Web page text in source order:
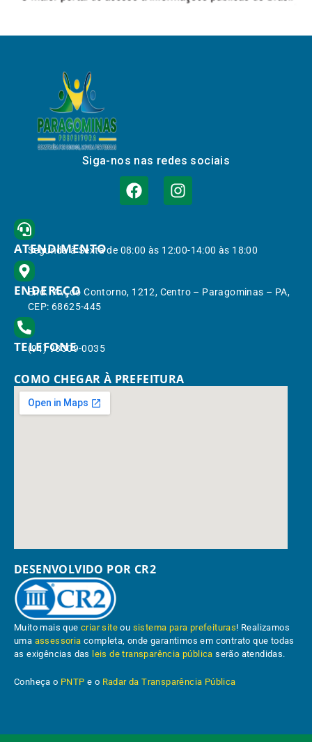
Siga-nos nas redes sociais
ATENDIMENTO
Segunda à Sexta de 08:00 às 12:00-14:00 às 18:00
ENDEREÇO
End.: Av. do Contorno, 1212, Centro – Paragominas – PA,
CEP: 68625-445
TELEFONE
(91) 98309-0035
COMO CHEGAR À PREFEITURA
DESENVOLVIDO POR CR2
Muito mais quecriar site ou sistema para prefeituras! Realizamos
uma assessoria completa, onde garantimos em contrato que todas
as exigências das leis de transparência pública serão atendidas.
Conheça o PNTP e o Radar da Transparência Pública